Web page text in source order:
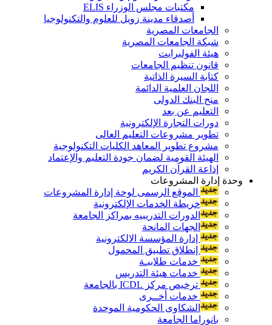
مكتبات مجلس الوزراء ELIS
أصدقاء مدينة زويل للعلوم والتكنولوجيا
الجامعات المصرية
شبكة الجامعات المصرية
هيئة الفولبرايت
قانون تنظيم الجامعات
كتابة السيرة الذاتية
اللجان العلمية الدائمة
منح البنك الدولى
التعليم عن بعد
دورات التجارة الإلكترونية
تطوير مشروعات التعليم العالى
مشروع تطوير المعاهد الكليات التكنولوجية
الهيئة القومية لضمان جودة التعليم والإعتماد
إذاعة القرآن الكريم
وحدة إدارة المشروعات
الموقع الرسمى لوحة إدارة المشروعات
خريطة الخدمات الإلكترونية
الدورات التدريبيه بمراكز الجامعة
الجهات المانحة
إدارة المؤسسة الالكترونية
إنطلاق تطبيق المحمول
خدمات طلابيـة
خدمات هيئة التدريس
ترخيص مركز ICDL بالجامعة
خدمات أخــرى
الشكاوى الحكومية الموحدة
بانوراما الجامعة